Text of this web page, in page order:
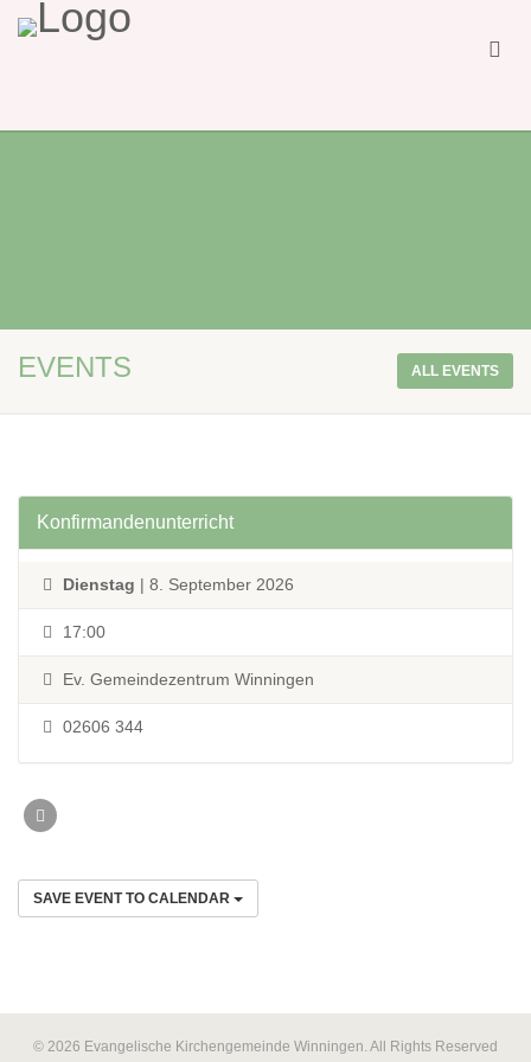
EVENTS ALL EVENTS
Konfirmandenunterricht
Dienstag | 8. September 2026
17:00
Ev. Gemeindezentrum Winningen
02606 344
SAVE EVENT TO CALENDAR
© 2026 Evangelische Kirchengemeinde Winningen. All Rights Reserved